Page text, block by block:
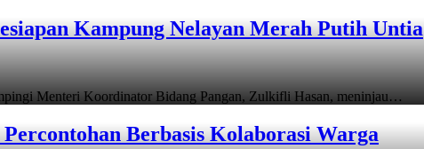
Kampung Nelayan Merah Putih Untia
Menteri Koordinator Bidang Pangan, Zulkifli Hasan, meninjau…
Berbasis Kolaborasi Warga